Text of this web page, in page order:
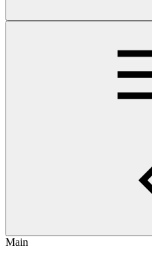
Main